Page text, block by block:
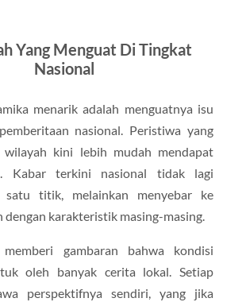
Yang Menguat Di Tingkat
Nasional
menarik adalah menguatnya isu
nasional. Peristiwa yang
kini lebih mudah mendapat
Kabar terkini nasional tidak lagi
satu titik, melainkan menyebar ke
dengan karakteristik masing-masing.
gambaran bahwa kondisi
oleh banyak cerita lokal. Setiap
perspektifnya sendiri, yang jika